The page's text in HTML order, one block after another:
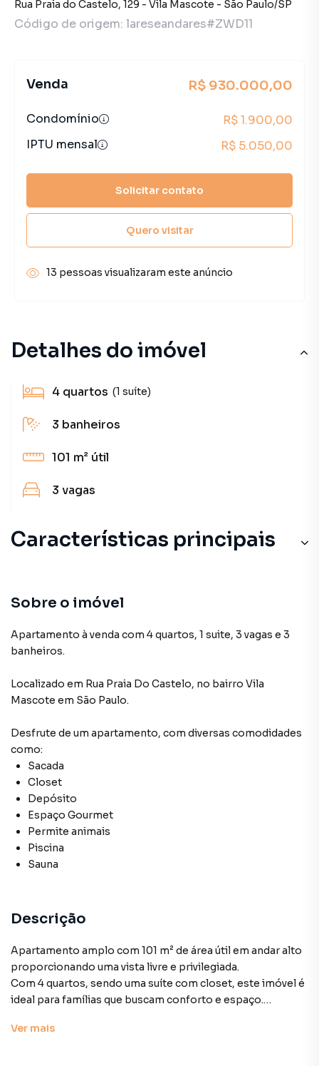
Detalhes do imóvel
4 quartos (1 suíte)
3 banheiros
101 m² útil
3 vagas
Características principais
Sobre o imóvel
Apartamento à venda com 4 quartos, 1 suite, 3 vagas e 3
banheiros.
Localizado em Rua Praia Do Castelo, no bairro Vila
Mascote em São Paulo.
Desfrute de um apartamento, com diversas comodidades
como:
Sacada
Closet
Depósito
Espaço Gourmet
Permite animais
Piscina
Sauna
Descrição
Apartamento amplo com 101 m² de área útil em andar alto
proporcionando uma vista livre e privilegiada.
Com 4 quartos, sendo uma suíte com closet, este imóvel é
ideal para famílias que buscam conforto e espaço.
otimizam os ambientes, trazendo funcionalidade e estilo.
Ver mais
Rua Praia do Castelo, 129 - Vila Mascote - São Paulo/SP
Código de origem: lareseandares#ZWD11
Venda R$ 930.000,00
Condomínio
R$ 1.900,00
IPTU mensal
R$ 5.050,00
Solicitar contato
Quero visitar
13 pessoas visualizaram este anúncio